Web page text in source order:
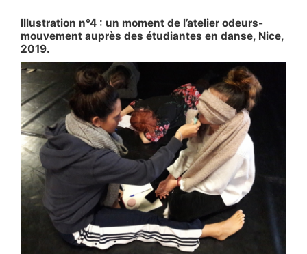
Illustration n°4 : un moment de l’atelier odeurs-
mouvement auprès des étudiantes en danse, Nice,
2019.